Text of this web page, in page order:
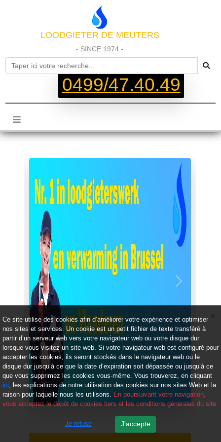
LOODGIETER DE MEUTERS
- SINCE 1974 -
0499/47.40.49
Précédent Suivant
Ce site utilise des cookies afin d’améliorer votre expérience et optimiser
nos sites et services. Un cookie est un petit fichier de texte transféré à
partir d’un serveur web vers votre navigateur web ou votre disque dur
lorsque vous visitez un site web. Si votre navigateur web est configuré pour
accepter les cookies, ils seront stockés dans le navigateur web ou le
disque dur jusqu’à ce que la date d’expiration soit dépassée ou jusqu’à ce
que vous supprimez les cookies vous-même. Vous trouverez, en cliquant
ici, les explications de notre utilisation des cookies sur nos sites Web et la
raison pour laquelle nous les utilisons. En poursuivant votre navigation,
vous acceptez le dépôt de cookies tiers et les conditions générales du site.
Je refuse J'accepte